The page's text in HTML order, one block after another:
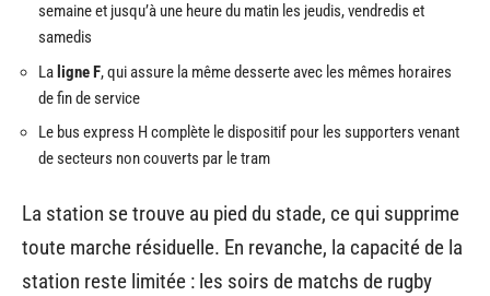
semaine et jusqu’à une heure du matin les jeudis, vendredis et
samedis
La ligne F, qui assure la même desserte avec les mêmes horaires
de fin de service
Le bus express H complète le dispositif pour les supporters venant
de secteurs non couverts par le tram
La station se trouve au pied du stade, ce qui supprime
toute marche résiduelle. En revanche, la capacité de la
station reste limitée : les soirs de matchs de rugby